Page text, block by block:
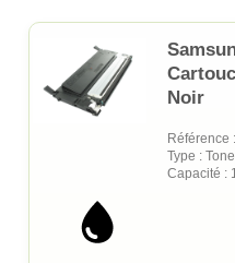
Noir
Référence
Type :
Capacité :